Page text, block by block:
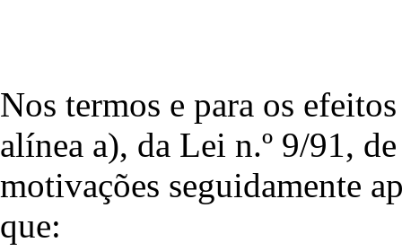
Nos termos e para os
alínea a), da Lei n.º 9/91,
motivações seguidamente
que: